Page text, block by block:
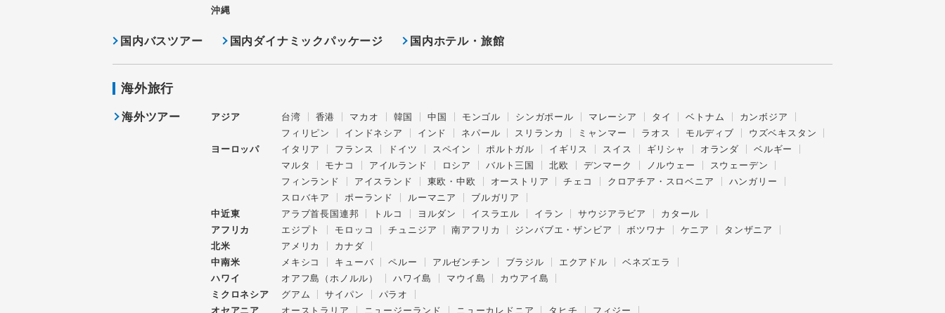
沖縄
国内バスツアー 国内ダイナミックパッケージ 国内ホテル・旅館
海外旅行
海外ツアー アジア 台湾 香港 マカオ 韓国 中国 モンゴル シンガポール マレーシア タイ ベトナム
カンボジア
フィリピン
インドネシア インド ネパール スリランカ ミャンマー ラオス モルディブ
ウズベキスタン
ヨーロッパ
イタリア フランス ドイツ スペイン ポルトガル イギリス スイス ギリシャ オランダ
ベルギー
マルタ
モナコ アイルランド ロシア バルト三国 北欧 デンマーク ノルウェー
スウェーデン
フィンランド
アイスランド 東欧・中欧 オーストリア チェコ クロアチア・スロベニア
ハンガリー
スロバキア
ポーランド ルーマニア
ブルガリア
中近東
アラブ首長国連邦 トルコ ヨルダン イスラエル イラン サウジアラビア
カタール
アフリカ
エジプト モロッコ チュニジア 南アフリカ ジンバブエ・ザンビア ボツワナ ケニア
タンザニア
北米
アメリカ
カナダ
中南米
メキシコ キューバ ペルー アルゼンチン ブラジル エクアドル
ベネズエラ
ハワイ
オアフ島（ホノルル） ハワイ島 マウイ島
カウアイ島
ミクロネシア
グアム サイパン
パラオ
オセアニア
オーストラリア ニュージーランド ニューカレドニア タヒチ フィジー